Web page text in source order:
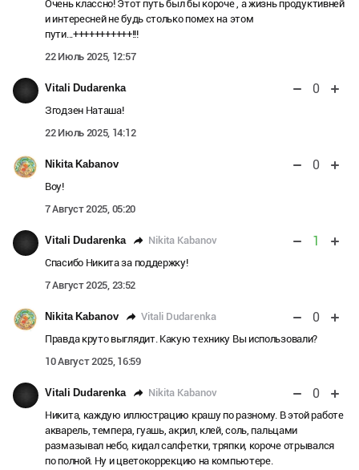
Очень классно! Этот путь был бы короче , а жизнь продуктивней
и интересней не будь столько помех на этом
пути...+++++++++++!!!
22 Июль 2025, 12:57
Vitali Dudarenka 0
Згодзен Наташа!
22 Июль 2025, 14:12
Nikita Kabanov 0
Воу!
7 Август 2025, 05:20
Vitali Dudarenka Nikita Kabanov 1
Спасибо Никита за поддержку!
7 Август 2025, 23:52
Nikita Kabanov Vitali Dudarenka 0
Правда круто выглядит. Какую технику Вы использовали?
10 Август 2025, 16:59
Vitali Dudarenka Nikita Kabanov 0
Никита, каждую иллюстрацию крашу по разному. В этой работе
акварель, темпера, гуашь, акрил, клей, соль, пальцами
размазывал небо, кидал салфетки, тряпки, короче отрывался
по полной. Ну и цветокоррекцию на компьютере.